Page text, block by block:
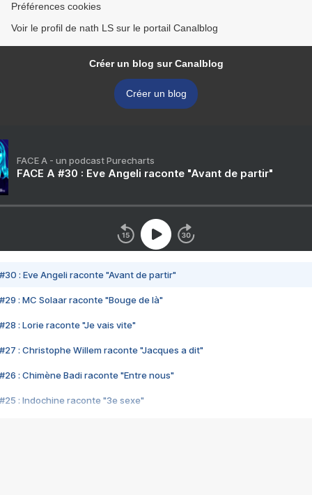
Préférences cookies
Voir le profil de nath LS sur le portail Canalblog
Créer un blog sur Canalblog
Créer un blog
FACE A - un podcast Purecharts
FACE A #30 : Eve Angeli raconte "Avant de partir"
#30 : Eve Angeli raconte "Avant de partir"
#29 : MC Solaar raconte "Bouge de là"
#28 : Lorie raconte "Je vais vite"
#27 : Christophe Willem raconte "Jacques a dit"
#26 : Chimène Badi raconte "Entre nous"
#25 : Indochine raconte "3e sexe"